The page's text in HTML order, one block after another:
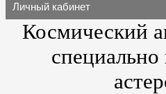
Личный кабинет
Космический
специально